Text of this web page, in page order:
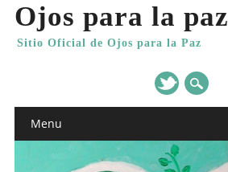
Ojos para la paz
Sitio Oficial de Ojos para la Paz
Main menu
Menu